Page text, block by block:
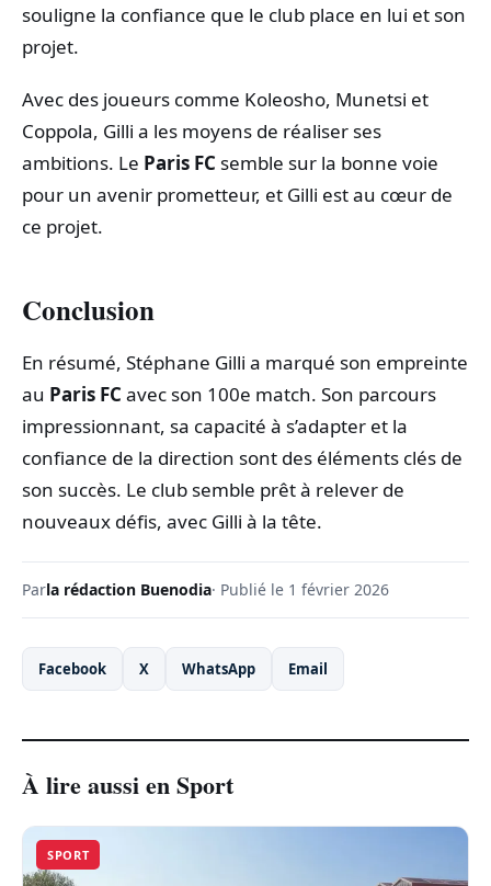
souligne la confiance que le club place en lui et son
projet.
Avec des joueurs comme Koleosho, Munetsi et
Coppola, Gilli a les moyens de réaliser ses
ambitions. Le Paris FC semble sur la bonne voie
pour un avenir prometteur, et Gilli est au cœur de
ce projet.
Conclusion
En résumé, Stéphane Gilli a marqué son empreinte
au Paris FC avec son 100e match. Son parcours
impressionnant, sa capacité à s’adapter et la
confiance de la direction sont des éléments clés de
son succès. Le club semble prêt à relever de
nouveaux défis, avec Gilli à la tête.
Parla rédaction Buenodia· Publié le 1 février 2026
Facebook X WhatsApp Email
À lire aussi en Sport
SPORT